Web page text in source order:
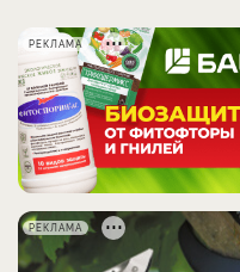
РЕКЛАМА
РЕКЛАМА